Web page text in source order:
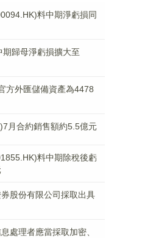
料中期淨虧損同
歸母淨虧損擴大至
方外匯儲備資產為4478
月合約銷售額約5.5億元
料中期除稅後虧
股份有限公司採取出具
處理者應當採取加密、